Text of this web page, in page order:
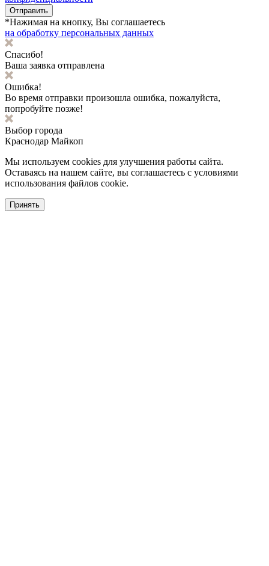
Отправить
*Нажимая на кнопку, Вы соглашаетесь
на обработку персональных данных
Спасибо!
Ваша заявка отправлена
Ошибка!
Во время отправки произошла ошибка, пожалуйста,
попробуйте позже!
Выбор города
Краснодар Майкоп
Мы используем cookies для улучшения работы сайта.
Оставаясь на нашем сайте, вы соглашаетесь с условиями
использования файлов cookie.
Принять